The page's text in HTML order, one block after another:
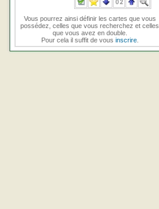
Vous pourrez ainsi définir les cartes que vous
possédez, celles que vous recherchez et celles
que vous avez en double.
Pour cela il suffit de vous inscrire.